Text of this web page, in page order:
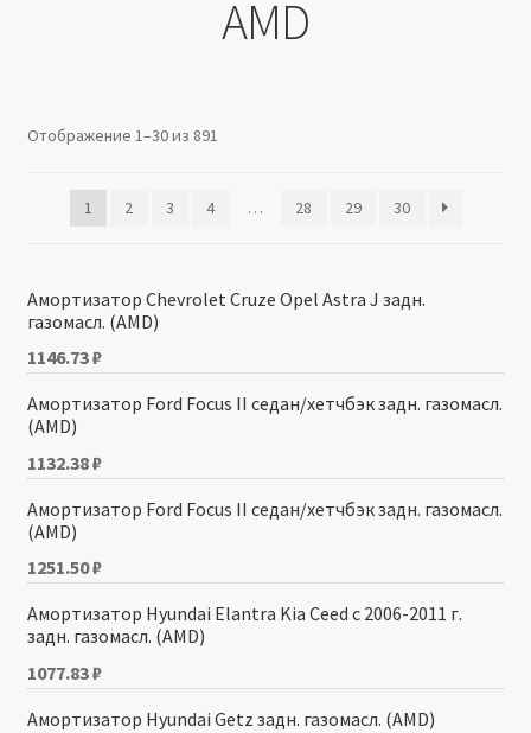
Политика в отношении обработки персональных
AMD
Отображение 1–30 из 891
1 2 3 4 … 28 29 30
Амортизатор Chevrolet Cruze Opel Astra J задн.
газомасл. (AMD)
1146.73₽
Амортизатор Ford Focus II седан/хетчбэк задн. газомасл.
(AMD)
1132.38₽
Амортизатор Ford Focus II седан/хетчбэк задн. газомасл.
(AMD)
1251.50₽
Амортизатор Hyundai Elantra Kia Ceed с 2006-2011 г.
задн. газомасл. (AMD)
1077.83₽
Амортизатор Hyundai Getz задн. газомасл. (AMD)